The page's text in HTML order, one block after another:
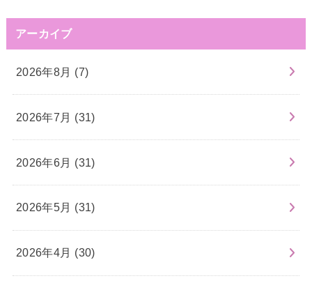
アーカイブ
2026年8月 (7)
2026年7月 (31)
2026年6月 (31)
2026年5月 (31)
2026年4月 (30)